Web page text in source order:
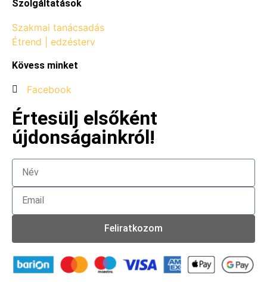
Szolgáltatások
Szakmai tanácsadás
Étrend | edzésterv
Kövess minket
Facebook
Értesülj elsőként
újdonságainkról!
Feliratkozom